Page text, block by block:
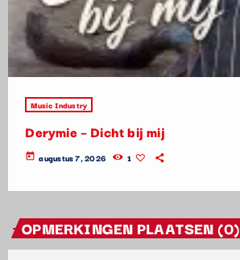
Music Industry
Derymie – Dicht bij mij
today augustus 7, 2026 1
OPMERKINGEN PLAATSEN (0)